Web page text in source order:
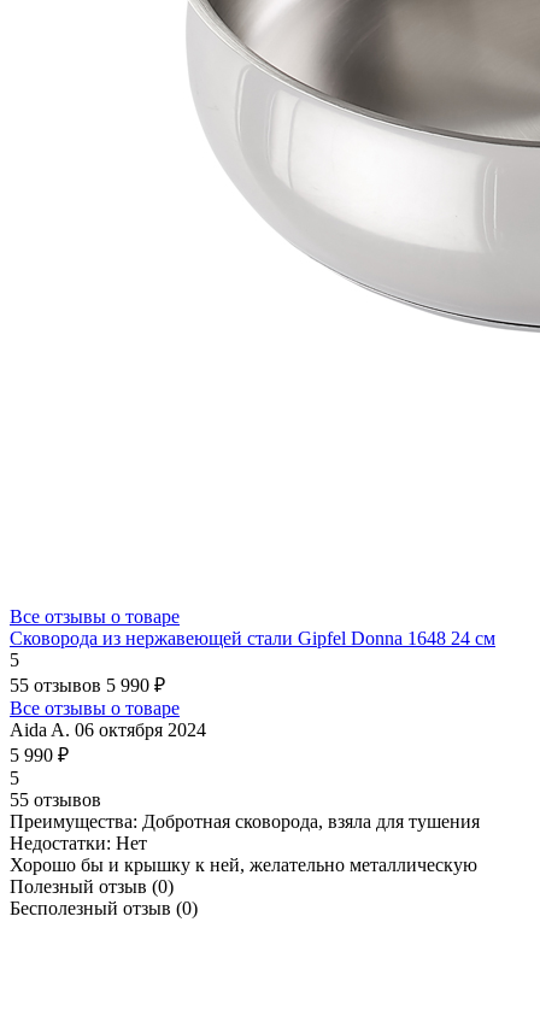
Все отзывы о товаре
Сковорода из нержавеющей стали Gipfel Donna 1648 24 см
5
55 отзывов 5 990 ₽
Все отзывы о товаре
Aida A. 06 октября 2024
5 990 ₽
5
55 отзывов
Преимущества: Добротная сковорода, взяла для тушения
Недостатки: Нет
Хорошо бы и крышку к ней, желательно металлическую
Полезный отзыв (0)
Бесполезный отзыв (0)